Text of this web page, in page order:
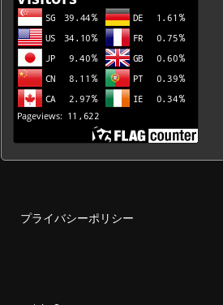
プライバシーポリシー